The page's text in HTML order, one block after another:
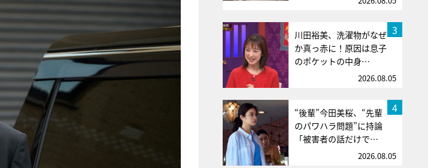
3
川田裕美、洗濯物がなぜ
か真っ赤に！原因は息子
のポケットの中身…
2026.08.05
4
“後輩”今田美桜、“先輩
のパワハラ問題”に持論
「被害者の話だけで…
2026.08.05